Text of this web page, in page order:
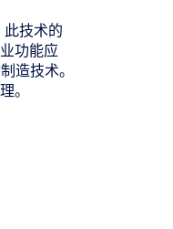
技术的
功能应
造技术。
。